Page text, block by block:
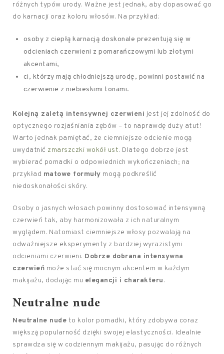
różnych typów urody. Ważne jest jednak, aby dopasować go
do karnacji oraz koloru włosów. Na przykład:
osoby z ciepłą karnacją doskonale prezentują się w
odcieniach czerwieni z pomarańczowymi lub złotymi
akcentami,
ci, którzy mają chłodniejszą urodę, powinni postawić na
czerwienie z niebieskimi tonami.
Kolejną zaletą intensywnej czerwieni jest jej zdolność do
optycznego rozjaśniania zębów – to naprawdę duży atut!
Warto jednak pamiętać, że ciemniejsze odcienie mogą
uwydatnić zmarszczki wokół ust. Dlatego dobrze jest
wybierać pomadki o odpowiednich wykończeniach; na
przykład matowe formuły mogą podkreślić
niedoskonałości skóry.
Osoby o jasnych włosach powinny dostosować intensywną
czerwień tak, aby harmonizowała z ich naturalnym
wyglądem. Natomiast ciemniejsze włosy pozwalają na
odważniejsze eksperymenty z bardziej wyrazistymi
odcieniami czerwieni. Dobrze dobrana intensywna
czerwień może stać się mocnym akcentem w każdym
makijażu, dodając mu elegancji i charakteru.
Neutralne nude
Neutralne nude to kolor pomadki, który zdobywa coraz
większą popularność dzięki swojej elastyczności. Idealnie
sprawdza się w codziennym makijażu, pasując do różnych